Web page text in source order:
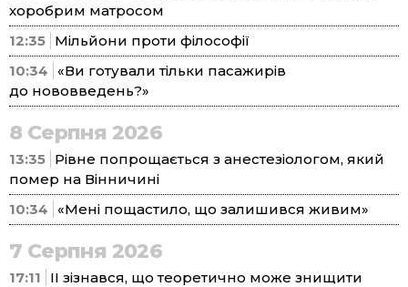
хоробрим матросом
12:35 Мільйони проти філософії
10:34
«Ви готували тільки пасажирів
до нововведень?»
8 Серпня 2026
13:35 Рівне попрощається з анестезіологом, який
помер на Вінничині
10:34
«Мені пощастило, що залишився живим»
7 Серпня 2026
17:11
ІІ зізнався, що теоретично може знищити